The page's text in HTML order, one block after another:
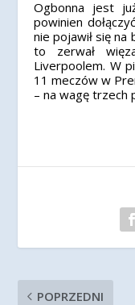
Ogbonna jest
powinien
nie pojawił się
to zerwał
Liverpoolem. W
11 meczów w
– na wagę trzech
POPRZEDNI